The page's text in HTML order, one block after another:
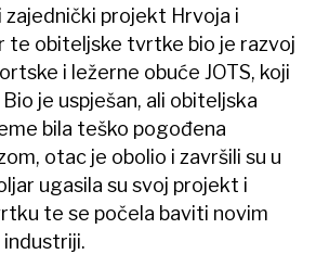
zajednički projekt Hrvoja i
te obiteljske tvrtke bio je razvoj
i ležerne obuće JOTS, koji
je uspješan, ali obiteljska
bila teško pogođena
otac je obolio i završili su u
ugasila su svoj projekt i
te se počela baviti novim
industriji.